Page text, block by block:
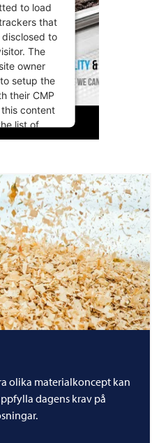
to load
that
to
The
owner
setup the
their CMP
content
list of
used.
olika materialkoncept kan
dagens krav på